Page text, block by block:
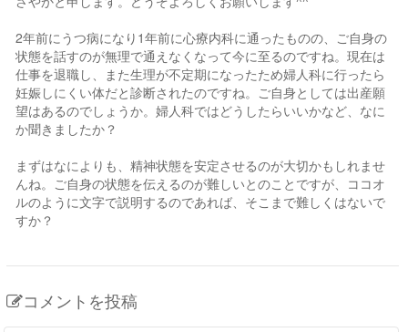
2年前にうつ病になり1年前に心療内科に通ったものの、ご自身の
状態を話すのが無理で通えなくなって今に至るのですね。現在は
仕事を退職し、また生理が不定期になったため婦人科に行ったら
妊娠しにくい体だと診断されたのですね。ご自身としては出産願
望はあるのでしょうか。婦人科ではどうしたらいいかなど、なに
か聞きましたか？
まずはなによりも、精神状態を安定させるのが大切かもしれませ
んね。ご自身の状態を伝えるのが難しいとのことですが、ココオ
ルのように文字で説明するのであれば、そこまで難しくはないで
すか？
コメントを投稿